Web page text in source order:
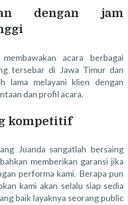
dengan jam
acara berbagai
tersebar di Jawa Timur dan
lama melayani klien dengan
dan profil acara.
kompetitif
Juanda sangatlah bersaing
memberikan garansi jika
performa kami. Berapa pun
kami akan selalu siap sedia
baik layaknya seorang public